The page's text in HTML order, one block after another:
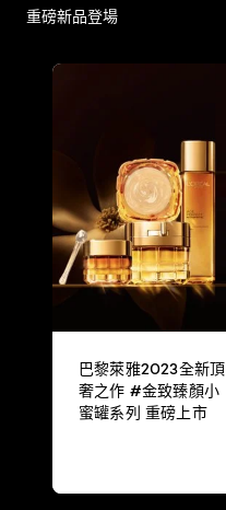
重磅新品登場
巴黎萊雅2023全新頂
奢之作 #金致臻顏小
蜜罐系列 重磅上市